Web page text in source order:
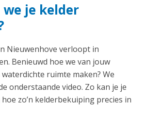
je kelder
Nieuwenhove verloopt in
Benieuwd hoe we van jouw
ruimte maken? We
onderstaande video. Zo kan je je
zo’n kelderbekuiping precies in